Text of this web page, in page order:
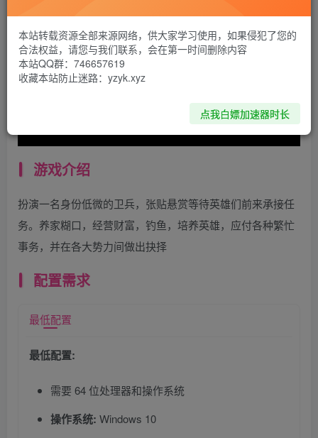
游戏介绍
扮演一名身份低微的卫兵，张贴悬赏等待英雄们前来承接任
务。养家糊口，经营财富，钓鱼，培养英雄，应付各种繁忙
事务，并在各大势力间做出抉择
配置需求
最低配置
最低配置:
需要 64 位处理器和操作系统
操作系统: Windows 10
本站转载资源全部来源网络，供大家学习使用，如果侵犯了您的
合法权益，请您与我们联系，会在第一时间删除内容
本站QQ群：746657619
收藏本站防止迷路：yzyk.xyz
点我白嫖加速器时长